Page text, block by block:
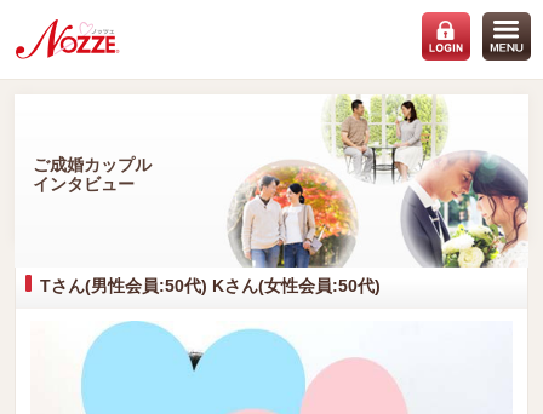
ご成婚カップル
インタビュー
Tさん(男性会員:50代) Kさん(女性会員:50代)